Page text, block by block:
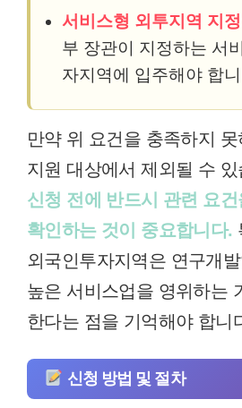
서비스형 외투지역 지
부 장관이 지정하는 서
자지역에 입주해야 합
만약 위 요건을 충족하지
지원 대상에서 제외될 수 있
신청 전에 반드시 관련 요건
확인하는 것이 중요합니다.
외국인투자지역은 연구개
높은 서비스업을 영위하는
한다는 점을 기억해야 합니
신청 방법 및 절차